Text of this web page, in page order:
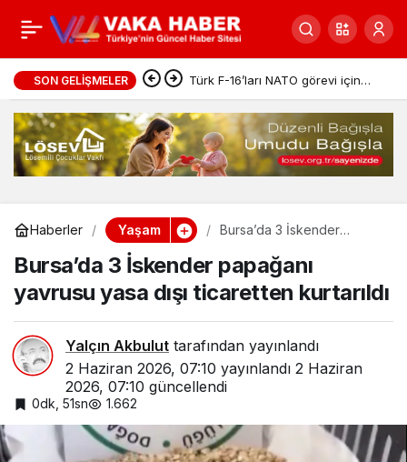
SON GELIŞMELER Türk F-16’ları NATO görevi için
Estonya’da
Haberler Yaşam
Bursa’da 3 İskender
ticaretten kurtarıldı
Bursa’da 3 İskender papağanı
yavrusu yasa dışı ticaretten kurtarıldı
Yalçın Akbulut tarafından yayınlandı
2 Haziran 2026, 07:10 yayınlandı 2 Haziran
2026, 07:10 güncellendi
0dk, 51sn 1.662
Milyonlarca yavru balık
doğal sularla buluşuyor
0 Paylaş